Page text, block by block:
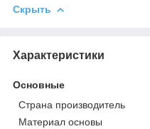
Скрыть
Характеристики
Основные
Страна производитель
Материал основы